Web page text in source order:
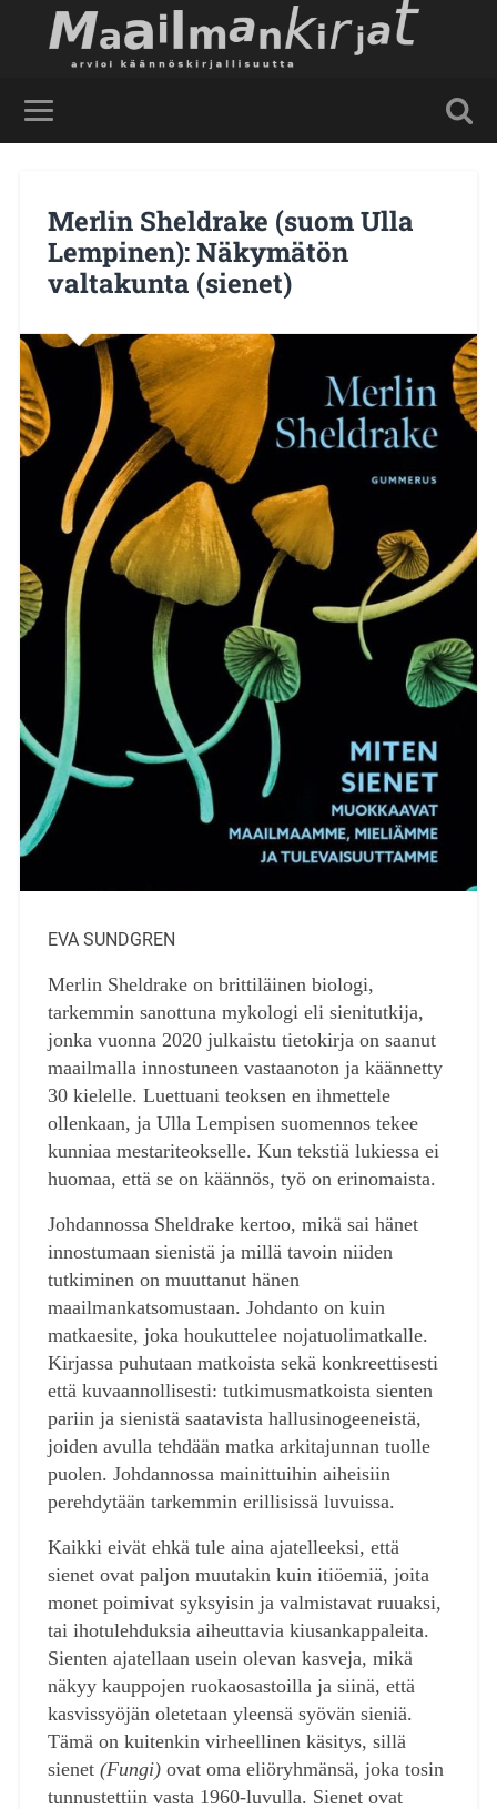
Merlin Sheldrake (suom Ulla
Lempinen): Näkymätön
valtakunta (sienet)
EVA SUNDGREN
Merlin Sheldrake on brittiläinen biologi,
tarkemmin sanottuna mykologi eli sienitutkija,
jonka vuonna 2020 julkaistu tietokirja on saanut
maailmalla innostuneen vastaanoton ja käännetty
30 kielelle. Luettuani teoksen en ihmettele
ollenkaan, ja Ulla Lempisen suomennos tekee
kunniaa mestariteokselle. Kun tekstiä lukiessa ei
huomaa, että se on käännös, työ on erinomaista.
Johdannossa Sheldrake kertoo, mikä sai hänet
innostumaan sienistä ja millä tavoin niiden
tutkiminen on muuttanut hänen
maailmankatsomustaan. Johdanto on kuin
matkaesite, joka houkuttelee nojatuolimatkalle.
Kirjassa puhutaan matkoista sekä konkreettisesti
että kuvaannollisesti: tutkimusmatkoista sienten
pariin ja sienistä saatavista hallusinogeeneistä,
joiden avulla tehdään matka arkitajunnan tuolle
puolen. Johdannossa mainittuihin aiheisiin
perehdytään tarkemmin erillisissä luvuissa.
Kaikki eivät ehkä tule aina ajatelleeksi, että
sienet ovat paljon muutakin kuin itiöemiä, joita
monet poimivat syksyisin ja valmistavat ruuaksi,
tai ihotulehduksia aiheuttavia kiusankappaleita.
Sienten ajatellaan usein olevan kasveja, mikä
näkyy kauppojen ruokaosastoilla ja siinä, että
kasvissyöjän oletetaan yleensä syövän sieniä.
Tämä on kuitenkin virheellinen käsitys, sillä
sienet (Fungi)ovat oma eliöryhmänsä, joka tosin
tunnustettiin vasta 1960-luvulla. Sienet ovat